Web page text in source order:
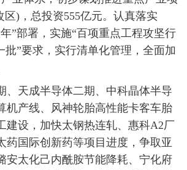
区)，总投资555亿元。认真落实
”部署，实施“百项重点工程攻坚行
批”要求，实行清单化管理，全面加
天成半导体二期、中科晶体半导
机产线、风神轮胎高性能卡客车胎
建设，加快太钢热连轧、惠科A2厂
药国际创新药等项目进度，争取亚
安太化己内酰胺节能降耗、宁化府